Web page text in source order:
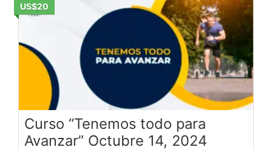
US$20
Curso “Tenemos todo para
Avanzar” Octubre 14, 2024